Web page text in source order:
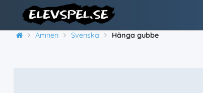
Ämnen Svenska Hänga gubbe